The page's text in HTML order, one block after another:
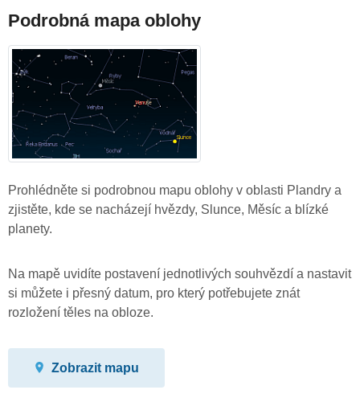
Podrobná mapa oblohy
Prohlédněte si podrobnou mapu oblohy v oblasti Plandry a
zjistěte, kde se nacházejí hvězdy, Slunce, Měsíc a blízké
planety.
Na mapě uvidíte postavení jednotlivých souhvězdí a nastavit
si můžete i přesný datum, pro který potřebujete znát
rozložení těles na obloze.
Zobrazit mapu